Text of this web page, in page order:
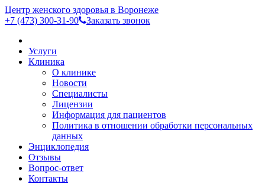
Центр женского здоровья в Воронеже
+7 (473) 300-31-90 Заказать звонок
Услуги
Клиника
О клинике
Новости
Специалисты
Лицензии
Информация для пациентов
Политика в отношении обработки персональных
данных
Энциклопедия
Отзывы
Вопрос-ответ
Контакты